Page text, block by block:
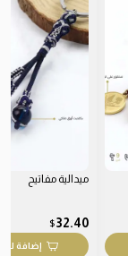
ميدالية مفاتيح
32.40
$
إضافة